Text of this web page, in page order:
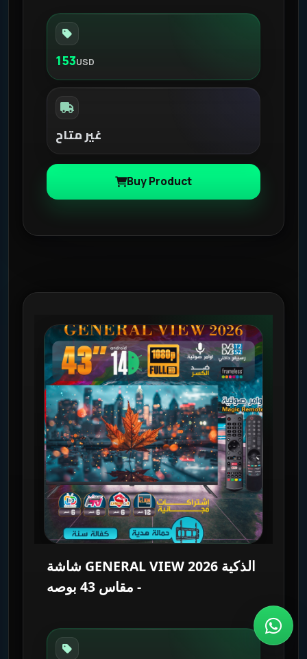
153USD
غير متاح
Buy Product
شاشة GENERAL VIEW 2026 الذكية
- مقاس 43 بوصه